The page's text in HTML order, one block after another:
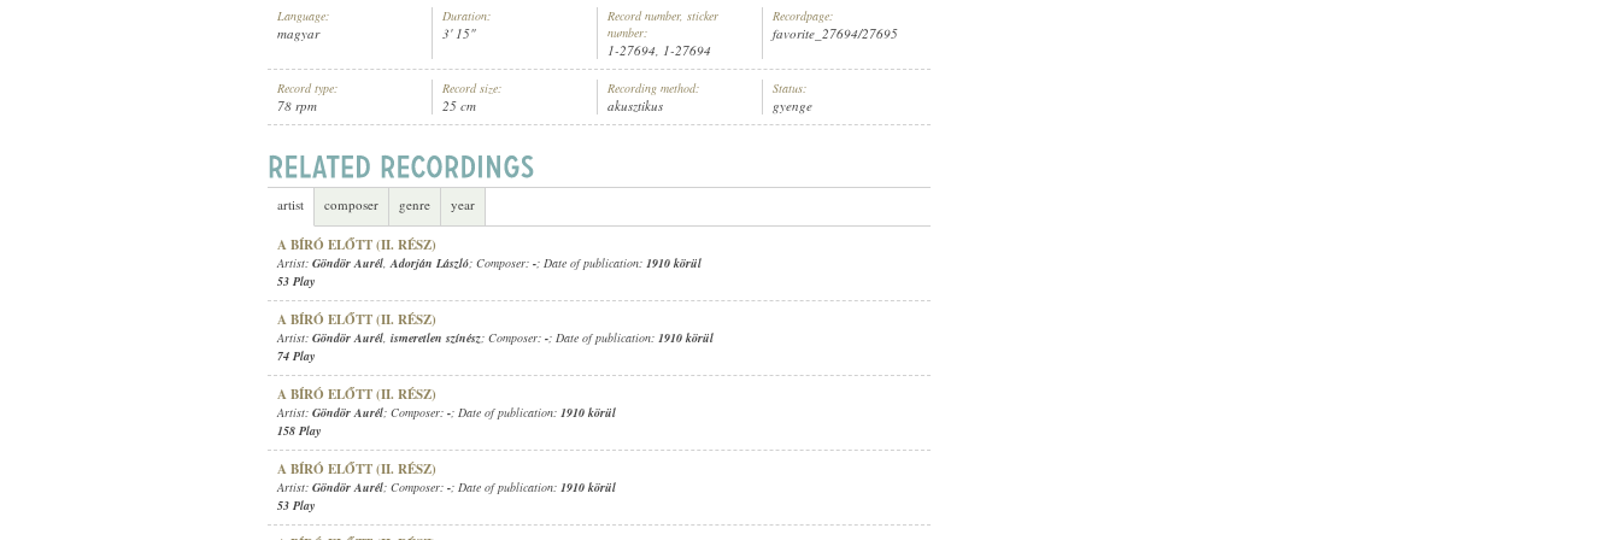
Language:
magyar
Duration:
3' 15"
Record number, sticker
number:
1-27694, 1-27694
Recordpage:
favorite_27694/27695
Record type:
78 rpm
Record size:
25 cm
Recording method:
akusztikus
Status:
gyenge
artist composer genre year
A BÍRÓ ELŐTT (II. RÉSZ)
Artist: Göndör Aurél,Adorján László; Composer: -; Date of publication: 1910 körül
53 Play
A BÍRÓ ELŐTT (II. RÉSZ)
Artist: Göndör Aurél, ismeretlen színész; Composer: -; Date of publication: 1910 körül
74 Play
A BÍRÓ ELŐTT (II. RÉSZ)
Artist: Göndör Aurél; Composer: -; Date of publication: 1910 körül
158 Play
A BÍRÓ ELŐTT (II. RÉSZ)
Artist: Göndör Aurél; Composer: -; Date of publication: 1910 körül
53 Play